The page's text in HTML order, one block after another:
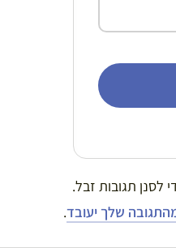
שלך יעובד.